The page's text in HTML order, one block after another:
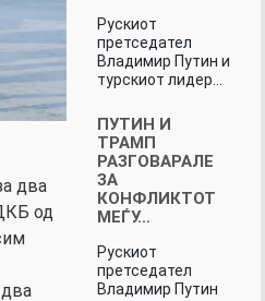
два
од
Рускиот
претседател
Владимир Путин и
турскиот лидер…
ПУТИН И
ТРАМП
РАЗГОВАРАЛЕ
ЗА
КОНФЛИКТОТ
МЕЃУ…
Рускиот
претседател
Владимир Путин